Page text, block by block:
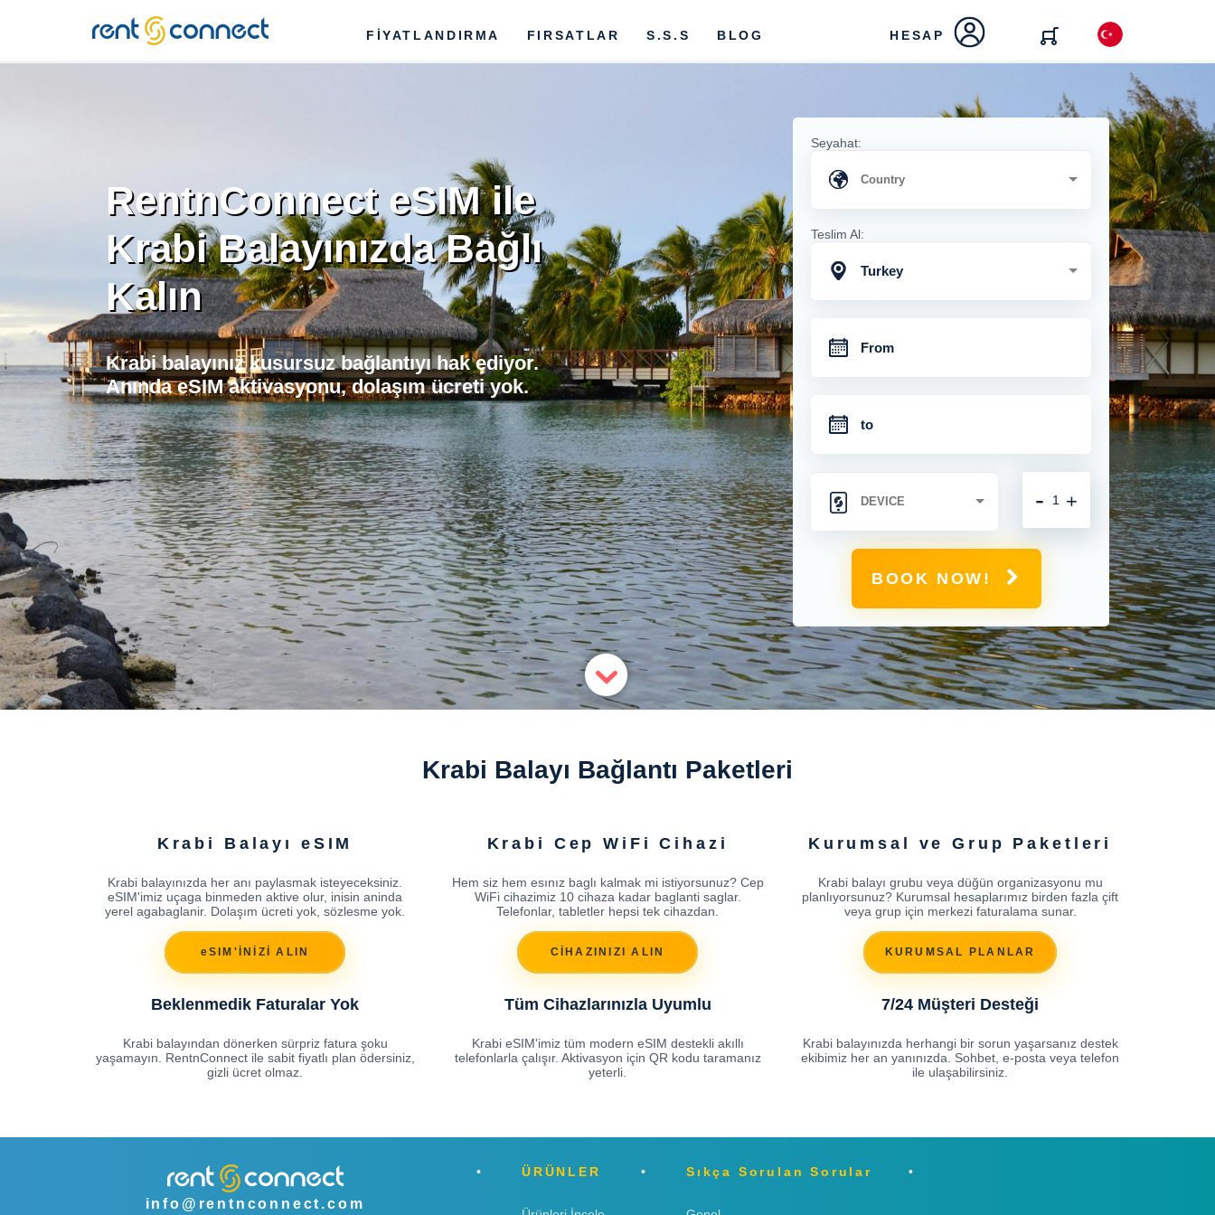
RENT'N
CONNECT
FİYATLANDIRMA FIRSATLAR S.S.S BLOG HESAP
RentnConnect eSIM ile
Krabi Balayınızda Bağlı
Kalın
Krabi balayınız kusursuz bağlantıyı hak ediyor.
Anında eSIM aktivasyonu, dolaşım ücreti yok.
Seyahat:
Teslim Al:
Turkey
+
-
BOOK NOW!
Krabi Balayı Bağlantı Paketleri
Krabi Balayı eSIM
Krabi balayınızda her anı paylasmak isteyeceksiniz.
eSIM'imiz uçaga binmeden aktive olur, inisin aninda
yerel agabaglanir. Dolaşım ücreti yok, sözlesme yok.
eSIM'İNİZİ ALIN
Krabi Cep WiFi Cihazi
Hem siz hem esınız baglı kalmak mi istiyorsunuz? Cep
WiFi cihazimiz 10 cihaza kadar baglanti saglar.
Telefonlar, tabletler hepsi tek cihazdan.
CİHAZINIZI ALIN
Kurumsal ve Grup Paketleri
Krabi balayı grubu veya düğün organizasyonu mu
planlıyorsunuz? Kurumsal hesaplarımız birden fazla çift
veya grup için merkezi faturalama sunar.
KURUMSAL PLANLAR
Beklenmedik Faturalar Yok
Krabi balayından dönerken sürpriz fatura şoku
yaşamayın. RentnConnect ile sabit fiyatlı plan ödersiniz,
gizli ücret olmaz.
Tüm Cihazlarınızla Uyumlu
Krabi eSIM'imiz tüm modern eSIM destekli akıllı
telefonlarla çalışır. Aktivasyon için QR kodu taramanız
yeterli.
7/24 Müşteri Desteği
Krabi balayınızda herhangi bir sorun yaşarsanız destek
ekibimiz her an yanınızda. Sohbet, e-posta veya telefon
ile ulaşabilirsiniz.
info@rentnconnect.com
ÜRÜNLER Sıkça Sorulan Sorular